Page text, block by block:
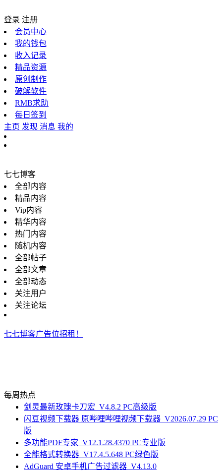
登录 注册
会员中心
我的钱包
收入记录
精品资源
原创制作
破解软件
RMB求助
每日签到
主页 发现 消息 我的
七七博客
全部内容
精品内容
Vip内容
精华内容
热门内容
随机内容
全部帖子
全部文章
全部动态
关注用户
关注论坛
七七博客广告位招租！
每周热点
剑灵最新玫瑰卡刀宏_V4.8.2 PC高级版
闪豆视频下载器 原哔哩哔哩视频下载器_V2026.07.29 PC
版
多功能PDF专家_V12.1.28.4370 PC专业版
全能格式转换器_V17.4.5.648 PC绿色版
AdGuard 安卓手机广告过滤器_V4.13.0